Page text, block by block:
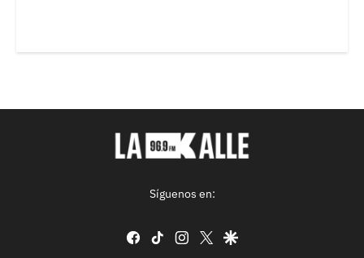
Síguenos en:
facebook
tiktok instagram
twittergoogle